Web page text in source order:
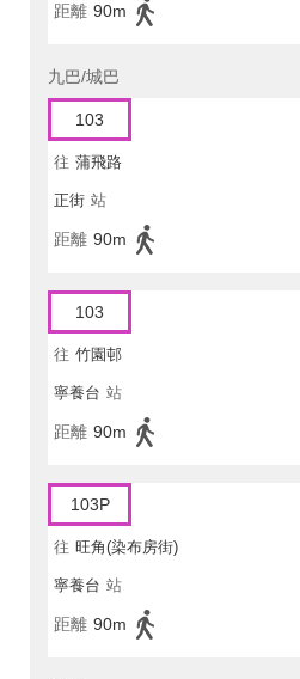
距離 90m
九巴/城巴
103
往 蒲飛路
正街 站
距離 90m
103
往 竹園邨
寧養台 站
距離 90m
103P
往 旺角(染布房街)
寧養台 站
距離 90m